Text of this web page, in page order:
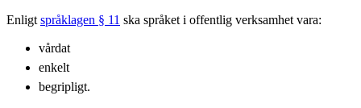
Enligt språklagen § 11 ska språket i offentlig verksamhet vara:
vårdat
enkelt
begripligt.